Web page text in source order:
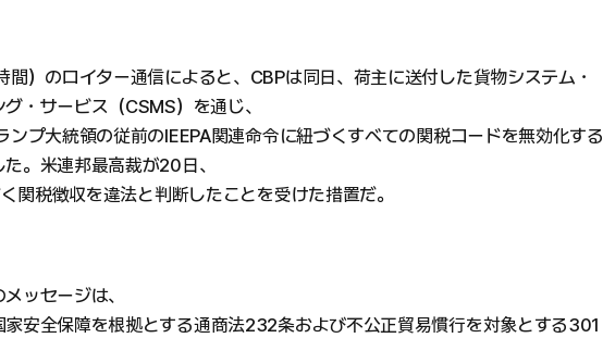
間）のロイター通信によると、CBPは同日、荷主に送付した貨物システム・
・サービス（CSMS）を通じ、
ンプ大統領の従前のIEEPA関連命令に紐づくすべての関税コードを無効化する
。米連邦最高裁が20日、
関税徴収を違法と判断したことを受けた措置だ。
ッセージは、
家安全保障を根拠とする通商法232条および不公正貿易慣行を対象とする301